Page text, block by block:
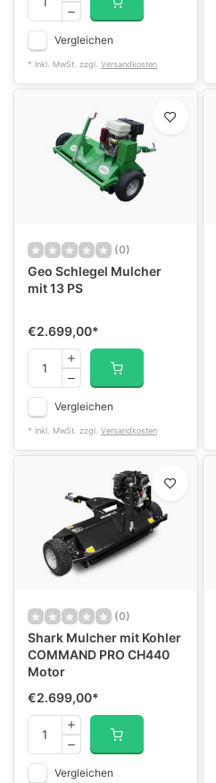
Vergleichen
* Inkl. MwSt. zzgl. Versandkosten
(0)
Geo Schlegel Mulcher
mit 13 PS
€2.699,00*
Vergleichen
* Inkl. MwSt. zzgl. Versandkosten
(0)
Shark Mulcher mit Kohler
COMMAND PRO CH440
Motor
€2.699,00*
Vergleichen